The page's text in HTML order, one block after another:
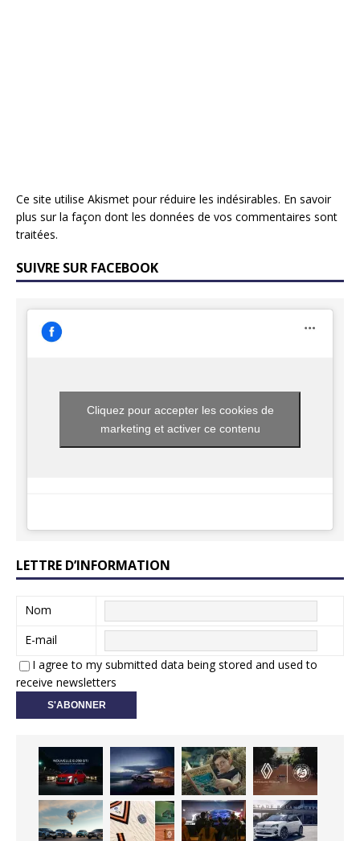
Ce site utilise Akismet pour réduire les indésirables. En savoir
plus sur la façon dont les données de vos commentaires sont
traitées.
SUIVRE SUR FACEBOOK
Cliquez pour accepter les cookies de
marketing et activer ce contenu
LETTRE D’INFORMATION
Nom
E-mail
I agree to my submitted data being stored and used to
receive newsletters